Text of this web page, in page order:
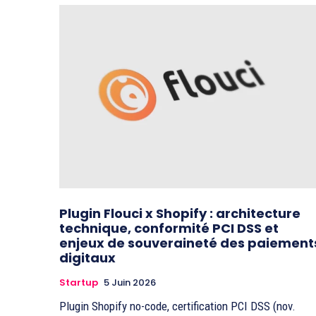
Plugin Flouci x Shopify : architecture
technique, conformité PCI DSS et
enjeux de souveraineté des
digitaux
Startup 5 Juin 2026
Plugin Shopify no-code, certification PCI DSS (nov.